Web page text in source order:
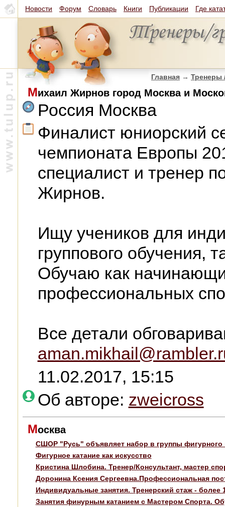
Новости Форум Словарь Книги Публикации Где
Главная → Тренеры
Михаил Жирнов город Москва и
Россия Москва
Финалист юниорский
чемпионата Европы
специалист и тренер
Жирнов.
Ищу учеников для
группового обучения,
Обучаю как
профессиональных
Все детали
11.02.2017, 15:15
Об авторе: zweicross
Москва
СШОР "Русь" объявляет набор в группы фигурного
Фигурное катание как искусство
Кристина Шлобина. Тренер/Консультант, мастер
Доронина Ксения Сергеевна.Профессиональная
Индивидуальные занятия. Тренерский стаж -
Занятия финурным катанием с Мастером Спорта.